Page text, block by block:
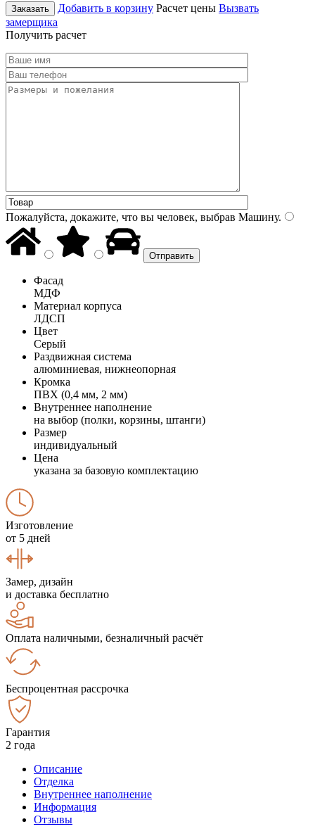
Заказать Добавить в корзину Расчет цены Вызвать
замерщика
Получить расчет
Пожалуйста, докажите, что вы человек, выбрав Машину.
Фасад
МДФ
Материал корпуса
ЛДСП
Цвет
Серый
Раздвижная система
алюминиевая, нижнеопорная
Кромка
ПВХ (0,4 мм, 2 мм)
Внутреннее наполнение
на выбор (полки, корзины, штанги)
Размер
индивидуальный
Цена
указана за базовую комплектацию
Изготовление
от 5 дней
Замер, дизайн
и доставка бесплатно
Оплата наличными, безналичный расчёт
Беспроцентная рассрочка
Гарантия
2 года
Описание
Отделка
Внутреннее наполнение
Информация
Отзывы